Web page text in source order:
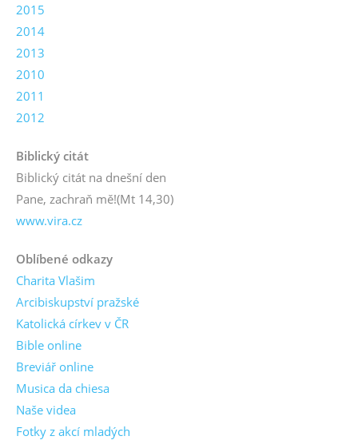
2015
2014
2013
2010
2011
2012
Biblický citát
Biblický citát na dnešní den
Pane, zachraň mě!(Mt 14,30)
www.vira.cz
Oblíbené odkazy
Charita Vlašim
Arcibiskupství pražské
Katolická církev v ČR
Bible online
Breviář online
Musica da chiesa
Naše videa
Fotky z akcí mladých